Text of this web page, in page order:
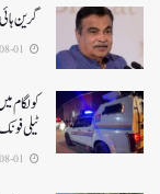
گرین
ٹیلی